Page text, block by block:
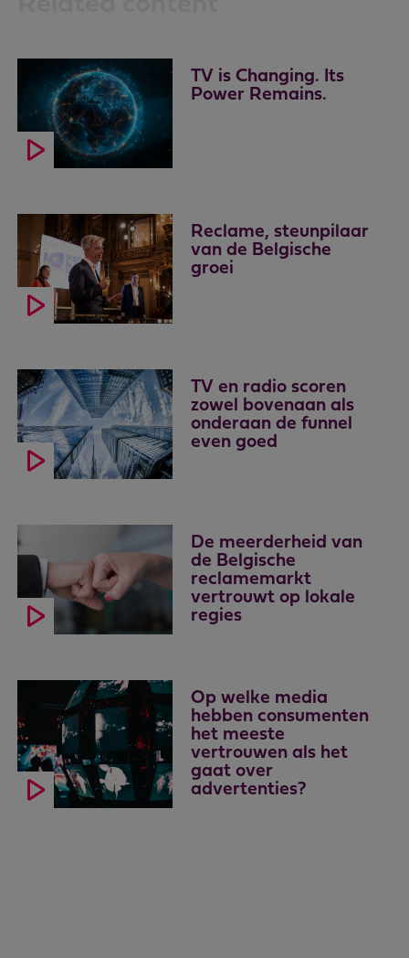
TV is Changing. Its
Power Remains.
Reclame, steunpilaar
van de Belgische
groei
TV en radio scoren
zowel bovenaan als
onderaan de funnel
even goed
De meerderheid van
de Belgische
reclamemarkt
vertrouwt op lokale
regies
Op welke media
hebben consumenten
het meeste
vertrouwen als het
gaat over
advertenties?